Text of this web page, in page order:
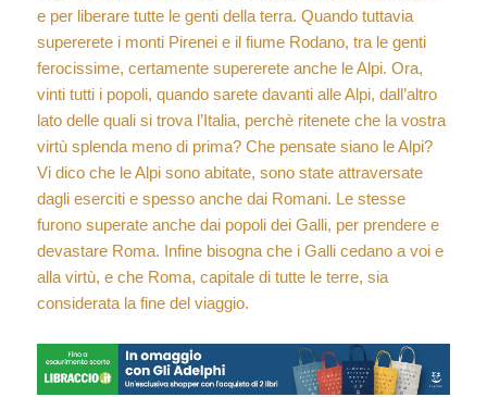
e per liberare tutte le genti della terra. Quando tuttavia
supererete i monti Pirenei e il fiume Rodano, tra le genti
ferocissime, certamente supererete anche le Alpi. Ora,
vinti tutti i popoli, quando sarete davanti alle Alpi, dall’altro
lato delle quali si trova l’Italia, perchè ritenete che la vostra
virtù splenda meno di prima? Che pensate siano le Alpi?
Vi dico che le Alpi sono abitate, sono state attraversate
dagli eserciti e spesso anche dai Romani. Le stesse
furono superate anche dai popoli dei Galli, per prendere e
devastare Roma. Infine bisogna che i Galli cedano a voi e
alla virtù, e che Roma, capitale di tutte le terre, sia
considerata la fine del viaggio.